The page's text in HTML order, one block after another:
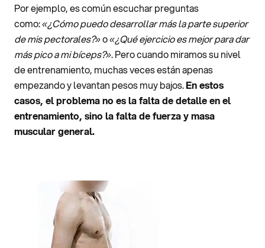
Por ejemplo, es común escuchar preguntas
como:«¿Cómo puedo desarrollar más la parte superior
de mis pectorales?»o«¿Qué ejercicio es mejor para dar
más pico a mi bíceps?». Pero cuando miramos su nivel
de entrenamiento, muchas veces están apenas
empezando y levantan pesos muy bajos.En estos
casos, el problema no es la falta de detalle en el
entrenamiento, sino la falta de fuerza y masa
muscular general.